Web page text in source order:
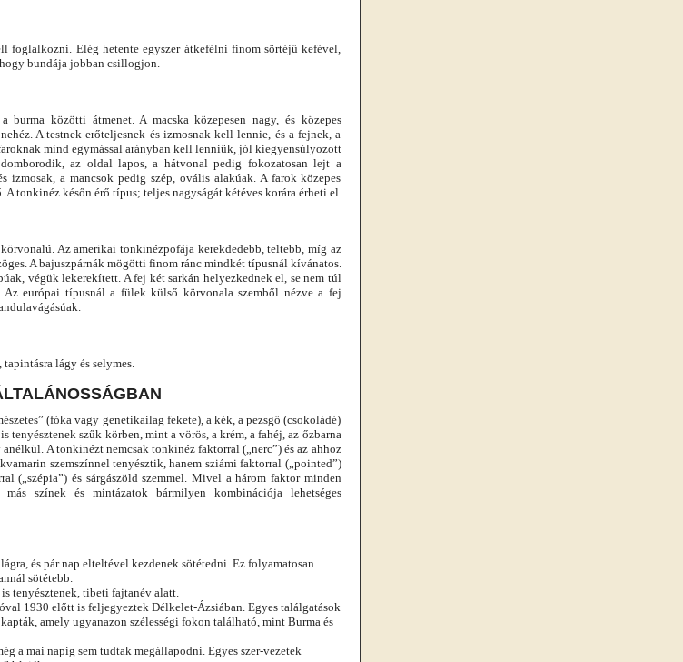
foglalkozni. Elég hetente egyszer átkefélni finom sörtéjű kefével,
bundája jobban csillogjon.
burma közötti átmenet. A macska közepesen nagy, és közepes
A testnek erőteljesnek és izmosnak kell lennie, és a fejnek, a
mind egymással arányban kell lenniük, jól kiegyensúlyozott
az oldal lapos, a hátvonal pedig fokozatosan lejt a
izmosak, a mancsok pedig szép, ovális alakúak. A farok közepes
A tonkinéz későn érő típus; teljes nagyságát kétéves korára érheti el.
Az amerikai tonkinézpofája kerekdedebb, teltebb, míg az
A bajuszpárnák mögötti finom ránc mindkét típusnál kívánatos.
végük lekerekített. A fej két sarkán helyezkednek el, se nem túl
európai típusnál a fülek külső körvonala szemből nézve a fej
lágy és selymes.
(fóka vagy genetikailag fekete), a kék, a pezsgő (csokoládé)
tenyésztenek szűk körben, mint a vörös, a krém, a fahéj, az őzbarna
A tonkinézt nemcsak tonkinéz faktorral („nerc”) és az ahhoz
szemszínnel tenyésztik, hanem sziámi faktorral („pointed”)
(„szépia”) és sárgászöld szemmel. Mivel a három faktor minden
színek és mintázatok bármilyen kombinációja lehetséges
és pár nap elteltével kezdenek sötétedni. Ez folyamatosan
sötétebb.
tenyésztenek, tibeti fajtanév alatt.
1930 előtt is feljegyeztek Délkelet-Ázsiában. Egyes találgatások
amely ugyanazon szélességi fokon található, mint Burma és
a mai napig sem tudtak megállapodni. Egyes szer-vezetek